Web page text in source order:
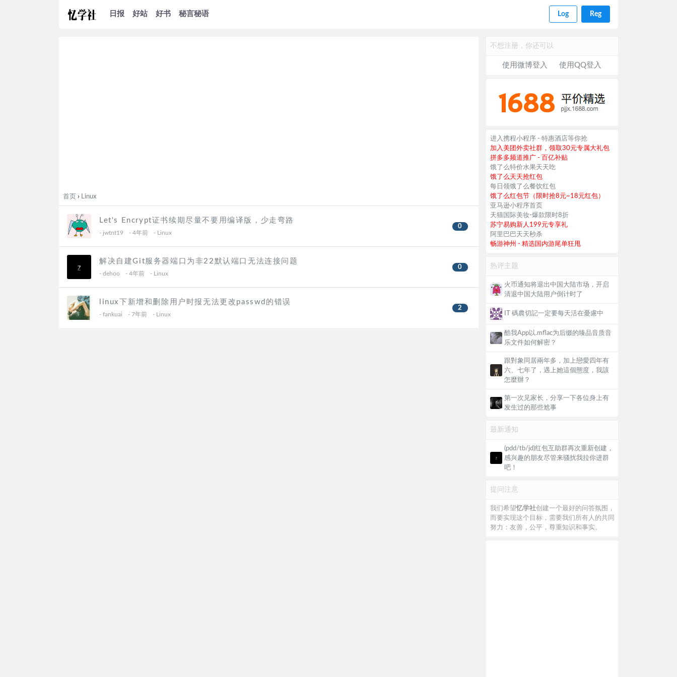
日报 好站 好书 秘言秘语 Log Reg
首页 › Linux
Let's Encrypt证书续期尽量不要用编译版，少走弯路
- jwtnt19 - 4年前 - Linux
0
解决自建Git服务器端口为非22默认端口无法连接问题
- dehoo - 4年前 - Linux
0
linux下新增和删除用户时报无法更改passwd的错误
- fankuai - 7年前 - Linux
2
不想注册，你还可以
使用微博登入 使用QQ登入
进入携程小程序 - 特惠酒店等你抢
加入美团外卖社群，领取30元专属大礼包
拼多多频道推广 - 百亿补贴
饿了么特价水果天天吃
饿了么天天抢红包
每日领饿了么餐饮红包
饿了么红包节（限时抢8元~18元红包）
亚马逊小程序首页
天猫国际美妆-爆款限时8折
苏宁易购新人199元专享礼
阿里巴巴天天秒杀
畅游神州 - 精选国内游尾单狂甩
热评主题
火币通知将退出中国大陆市场，开启
清退中国大陆用户倒计时了
IT 碼農切記一定要每天活在憂慮中
酷我App以.mflac为后缀的臻品音质音
乐文件如何解密？
跟對象同居兩年多，加上戀愛四年有
六、七年了，遇上她這個態度，我該
怎麼辦？
第一次见家长，分享一下各位身上有
发生过的那些尬事
最新通知
(pdd/tb/jd)红包互助群再次重新创建，
感兴趣的朋友尽管来骚扰我拉你进群
吧！
提问注意
我们希望忆学社创建一个最好的问答氛围，
而要实现这个目标，需要我们所有人的共同
努力：友善，公平，尊重知识和事实。